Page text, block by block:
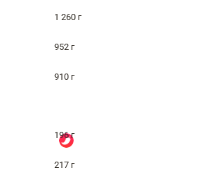
1 260 г
952 г
910 г
196 г
217 г